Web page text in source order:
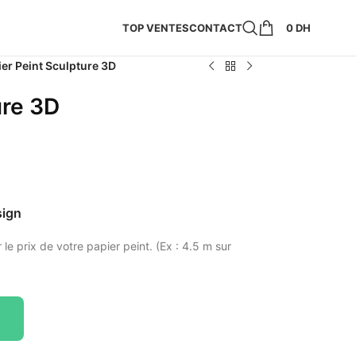
TOP VENTESCONTACT 0DH
Peint Sculpture 3D
3D
le prix de votre papier peint. (Ex : 4.5 m sur